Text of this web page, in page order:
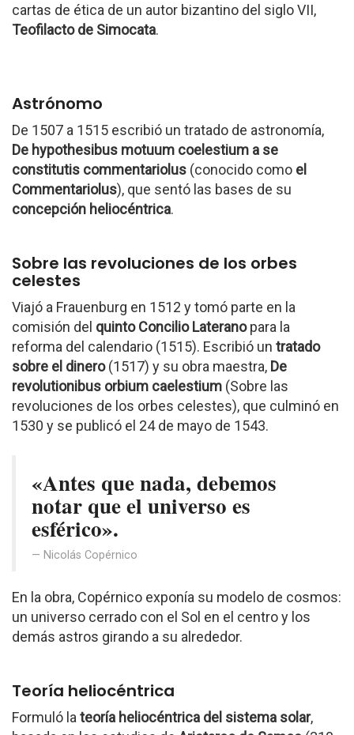
cartas de ética de un autor bizantino del siglo VII,
Teofilacto de Simocata.
Astrónomo
De 1507 a 1515 escribió un tratado de astronomía,
De hypothesibus motuum coelestium a se
constitutis commentariolus (conocido como el
Commentariolus), que sentó las bases de su
concepción heliocéntrica.
Sobre las revoluciones de los orbes
celestes
Viajó a Frauenburg en 1512 y tomó parte en la
comisión del quinto Concilio Lateranopara la
reforma del calendario (1515). Escribió un tratado
sobre el dinero(1517) y su obra maestra, De
revolutionibus orbium caelestium (Sobre las
revoluciones de los orbes celestes), que culminó en
1530 y se publicó el 24 de mayo de 1543.
«Antes que nada, debemos
notar que el universo es
esférico».
Nicolás Copérnico
En la obra, Copérnico exponía su modelo de cosmos:
un universo cerrado con el Sol en el centro y los
demás astros girando a su alrededor.
Teoría heliocéntrica
Formuló la teoría heliocéntrica del sistema solar,